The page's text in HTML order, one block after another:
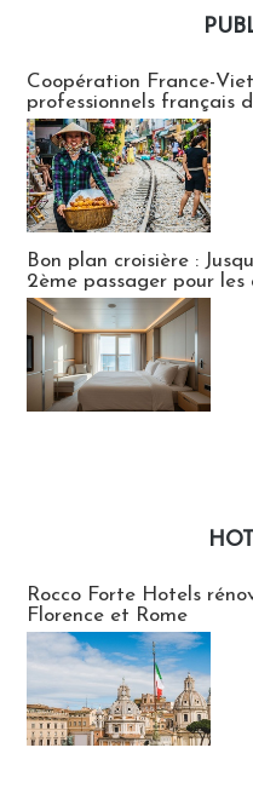
Coopération France-
professionnels français
Bon plan croisière :
2ème passager pour
Rocco Forte Hotels
Florence et Rome